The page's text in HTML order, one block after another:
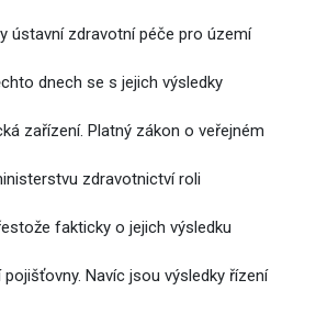
ústavní zdravotní péče pro území
dnech se s jejich výsledky
zařízení. Platný zákon o veřejném
zdravotnictví roli
fakticky o jejich výsledku
Navíc jsou výsledky řízení